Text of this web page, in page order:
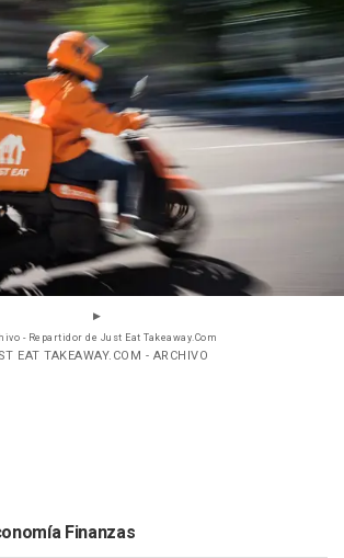
- Repartidor de Just Eat Takeaway.Com
EAT TAKEAWAY.COM - ARCHIVO
Finanzas